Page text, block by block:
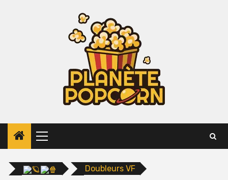
Primary
Menu
Doubleurs VF